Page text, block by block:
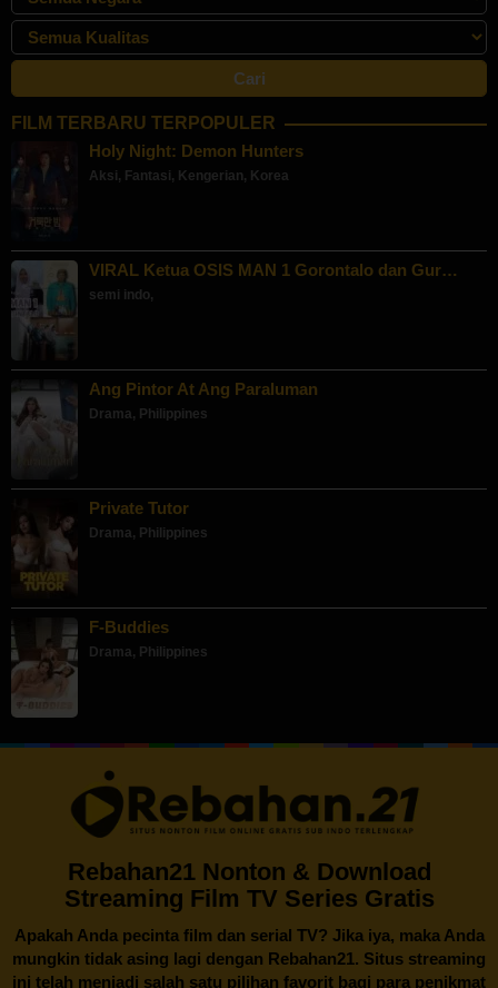
FILM TERBARU TERPOPULER
Holy Night: Demon Hunters
Aksi , Fantasi , Kengerian, Korea
VIRAL Ketua OSIS MAN 1 Gorontalo dan Gur…
semi indo,
Ang Pintor At Ang Paraluman
Drama, Philippines
Private Tutor
Drama, Philippines
F-Buddies
Drama, Philippines
Rebahan21 Nonton & Download
Streaming Film TV Series Gratis
Apakah Anda pecinta film dan serial TV? Jika iya, maka Anda
mungkin tidak asing lagi dengan Rebahan21. Situs streaming
ini telah menjadi salah satu pilihan favorit bagi para penikmat